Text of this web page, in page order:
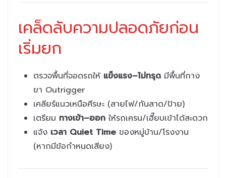
เคล็ดลับความปลอดภัยก่อน
เริ่มยก
ตรวจพื้นที่จอดรถให้ แข็งแรง–ไม่ทรุด มีพื้นที่กาง
ขา Outrigger
เคลียร์แนวเหนือศีรษะ (สายไฟ/กันสาด/ป้าย)
เตรียม ทางเข้า–ออก ให้รถเครน/เฮี๊ยบเข้าได้สะดวก
แจ้ง เวลา Quiet Time ของหมู่บ้าน/โรงงาน
(หากมีข้อกำหนดเสียง)